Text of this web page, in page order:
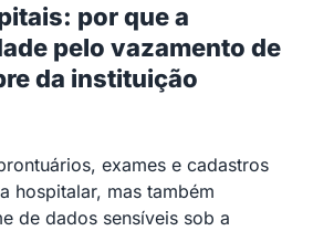
por que a
pelo vazamento de
da instituição
exames e cadastros
hospitalar, mas também
de dados sensíveis sob a